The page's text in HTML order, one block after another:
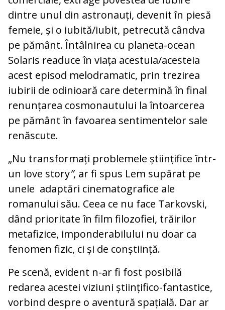
dintre unul din astronauți, devenit în piesă
femeie, și o iubită/iubit, petrecută cândva
pe pământ. Întâlnirea cu planeta-ocean
Solaris readuce în viața acestuia/acesteia
acest episod melodramatic, prin trezirea
iubirii de odinioară care determină în final
renunțarea cosmonautului la întoarcerea
pe pământ în favoarea sentimentelor sale
renăscute.
„Nu transformați problemele științifice într-
un love story”, ar fi spus Lem supărat pe
unele adaptări cinematografice ale
romanului său. Ceea ce nu face Tarkovski,
dând prioritate în film filozofiei, trăirilor
metafizice, imponderabilului nu doar ca
fenomen fizic, ci și de conștiință.
Pe scenă, evident n-ar fi fost posibilă
redarea acestei viziuni științifico-fantastice,
vorbind despre o aventură spațială. Dar ar